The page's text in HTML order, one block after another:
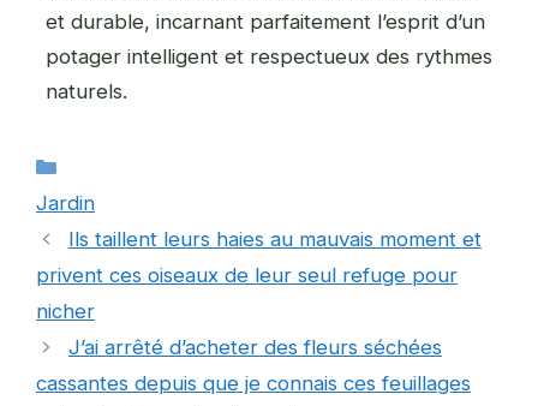
et durable, incarnant parfaitement l’esprit d’un
potager intelligent et respectueux des rythmes
naturels.
Jardin
Ils taillent leurs haies au mauvais moment et
privent ces oiseaux de leur seul refuge pour
nicher
J’ai arrêté d’acheter des fleurs séchées
cassantes depuis que je connais ces feuillages